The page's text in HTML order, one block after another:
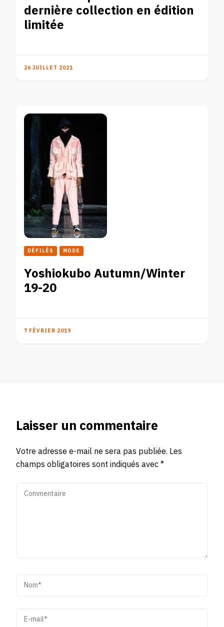
dernière collection en édition
limitée
26 JUILLET 2021
DÉFILÉS MODE
Yoshiokubo Autumn/Winter
19-20
7 FÉVRIER 2019
Laisser un commentaire
Votre adresse e-mail ne sera pas publiée. Les
champs obligatoires sont indiqués avec*